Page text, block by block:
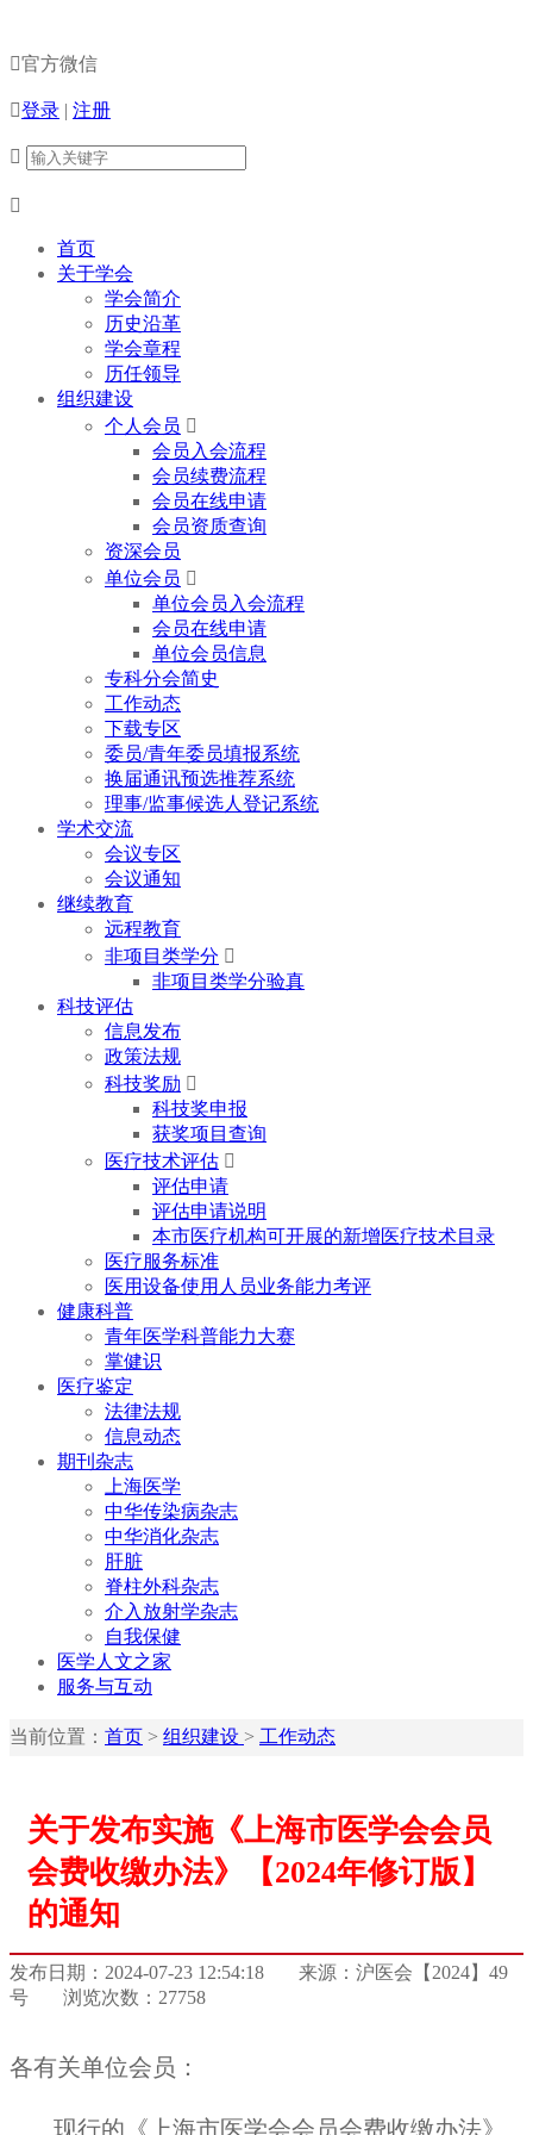
官方微信
登录 | 注册


首页
关于学会
学会简介
历史沿革
学会章程
历任领导
组织建设
个人会员 
会员入会流程
会员续费流程
会员在线申请
会员资质查询
资深会员
单位会员 
单位会员入会流程
会员在线申请
单位会员信息
专科分会简史
工作动态
下载专区
委员/青年委员填报系统
换届通讯预选推荐系统
理事/监事候选人登记系统
学术交流
会议专区
会议通知
继续教育
远程教育
非项目类学分 
非项目类学分验真
科技评估
信息发布
政策法规
科技奖励 
科技奖申报
获奖项目查询
医疗技术评估 
评估申请
评估申请说明
本市医疗机构可开展的新增医疗技术目录
医疗服务标准
医用设备使用人员业务能力考评
健康科普
青年医学科普能力大赛
掌健识
医疗鉴定
法律法规
信息动态
期刊杂志
上海医学
中华传染病杂志
中华消化杂志
肝脏
脊柱外科杂志
介入放射学杂志
自我保健
医学人文之家
服务与互动
当前位置： 首页 > 组织建设 > 工作动态
关于发布实施《上海市医学会会员
会费收缴办法》【2024年修订版】
的通知
发布日期：2024-07-23 12:54:18
来源：沪医会【2024】49
号
浏览次数：27758
各有关单位会员：
现行的《上海市医学会会员会费收缴办法》